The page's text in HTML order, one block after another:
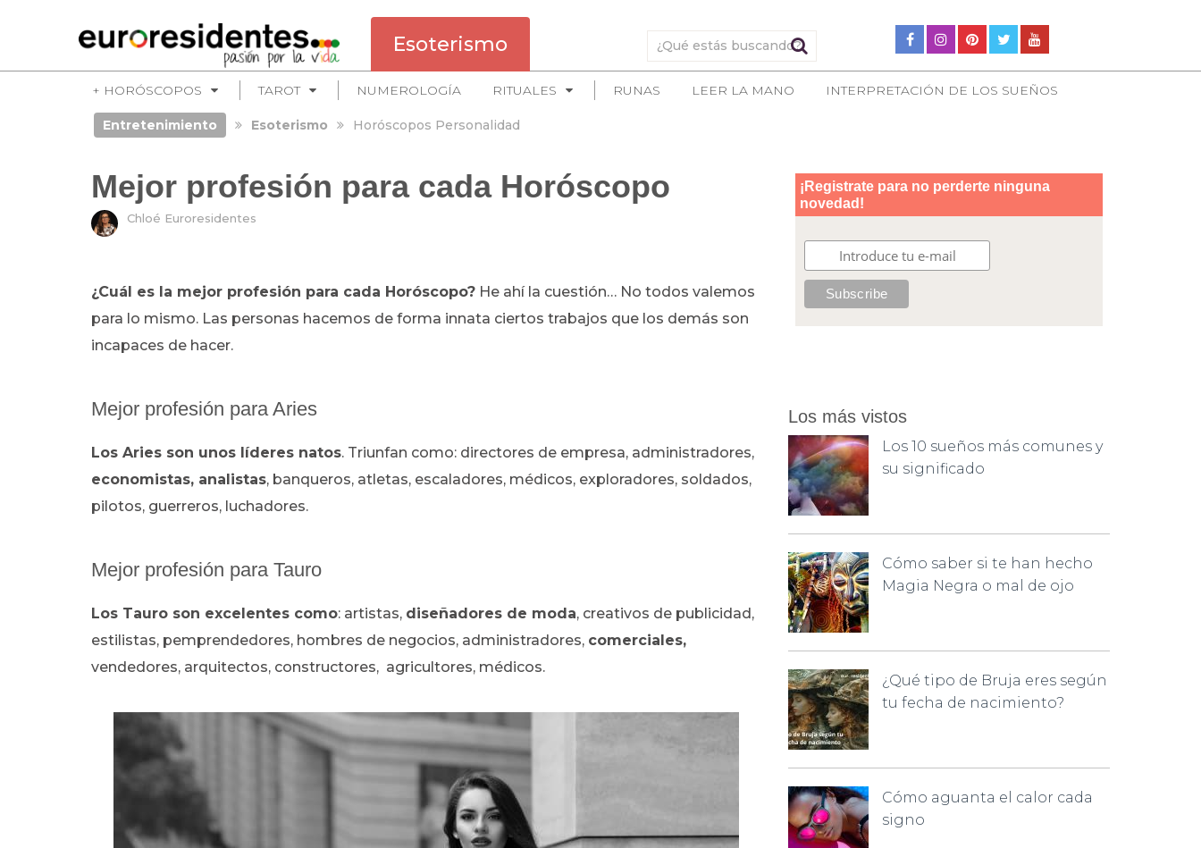
Esoterismo
+ HORÓSCOPOS TAROT NUMEROLOGÍA RITUALES RUNAS LEER LA MANO INTERPRETACIÓN DE LOS SUEÑOS
Entretenimiento Esoterismo Horóscopos Personalidad
Mejor profesión para cada Horóscopo
Chloé Euroresidentes
¿Cuál es la mejor profesión para cada Horóscopo? He ahí la cuestión… No todos valemos
para lo mismo. Las personas hacemos de forma innata ciertos trabajos que los demás son
incapaces de hacer.
Mejor profesión para Aries
Los Aries son unos líderes natos. Triunfan como: directores de empresa, administradores,
economistas, analistas, banqueros, atletas, escaladores, médicos, exploradores, soldados,
pilotos, guerreros, luchadores.
Mejor profesión para Tauro
Los Tauro son excelentes como: artistas, diseñadores de moda, creativos de publicidad,
estilistas, pemprendedores, hombres de negocios, administradores, comerciales,
vendedores, arquitectos, constructores, agricultores, médicos.
Los más vistos
Los 10 sueños más comunes y
su significado
Cómo saber si te han hecho
Magia Negra o mal de ojo
¿Qué tipo de Bruja eres según
tu fecha de nacimiento?
Cómo aguanta el calor cada
signo